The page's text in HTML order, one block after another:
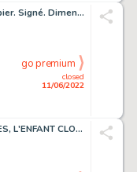
L'INDIENNE, Crayon sur papier. Signé. Dimensions :...
closed
11/06/2022
go premium
LE REVEIL DES POUSSIERES, L'ENFANT CLONE, PLANCHE 14. Crayon...